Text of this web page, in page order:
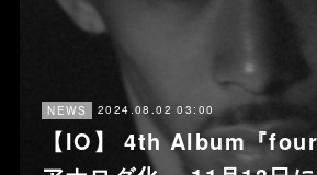
NEWS 2024.08.02 03:00
【IO】 4th Album『